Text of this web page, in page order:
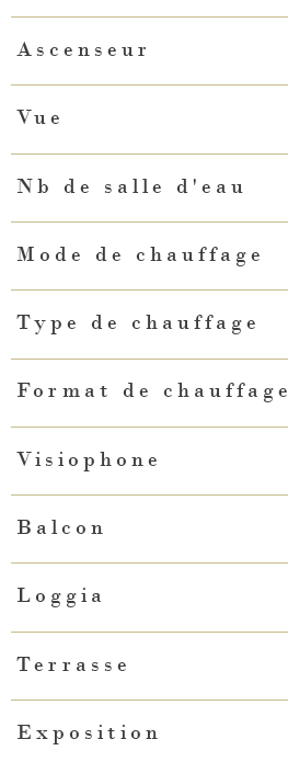
Ascenseur
Vue
Nb de salle d'eau
Mode de chauffage
Type de chauffage
Format de chauffage
Visiophone
Balcon
Loggia
Terrasse
Exposition